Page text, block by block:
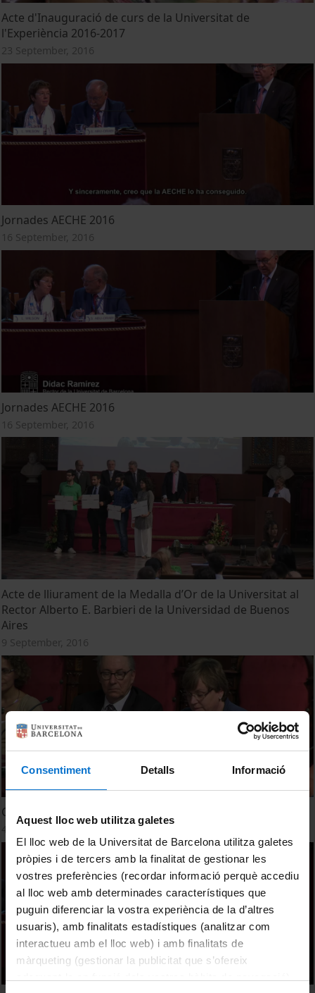
Consentiment Detalls Informació
Aquest lloc web utilitza galetes
El lloc web de la Universitat de Barcelona utilitza galetes
pròpies i de tercers amb la finalitat de gestionar les
vostres preferències (recordar informació perquè accediu
al lloc web amb determinades característiques que
puguin diferenciar la vostra experiència de la d’altres
usuaris), amb finalitats estadístiques (analitzar com
interactueu amb el lloc web) i amb finalitats de
màrqueting (gestionar la publicitat que s’ofereix
Acte d'Inauguració de curs de la Universitat de
l'Experiència 2016-2017
23 September, 2016
Jornades AECHE 2016
16 September, 2016
Jornades AECHE 2016
16 September, 2016
Acte de lliurament de la Medalla d’Or de la Universitat al
Rector Alberto E. Barbieri de la Universidad de Buenos
Aires
9 September, 2016
Congrés Català d'Educació Matemàtica (C2EM)
4 July, 2016